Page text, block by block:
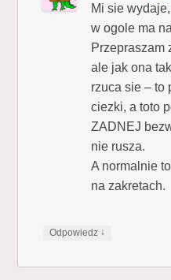
Mi sie
w ogole ma
Przepraszam
ale jak ona
rzuca sie –
ciezki, a toto
ZADNEJ
nie rusza.
A normalnie
na zakretach.
Odpowiedz ↓